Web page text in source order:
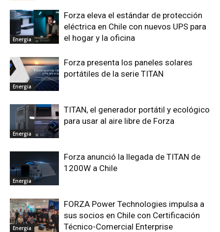
Energia
Forza eleva el estándar de protección
eléctrica en Chile con nuevos UPS para
el hogar y la oficina
Energia
Forza presenta los paneles solares
portátiles de la serie TITAN
Energia
TITAN, el generador portátil y ecológico
para usar al aire libre de Forza
Energia
Forza anunció la llegada de TITAN de
1200W a Chile
Energia
FORZA Power Technologies impulsa a
sus socios en Chile con Certificación
Técnico-Comercial Enterprise